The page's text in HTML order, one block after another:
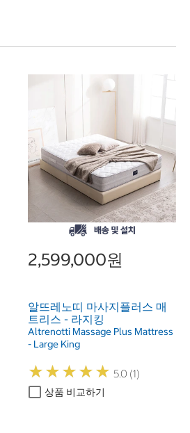
2,599,000원
알뜨레노띠 마사지플러스 매
트리스 - 라지킹
Altrenotti Massage Plus Mattress
- Large King
★★★★★
★★★★★ 5.0 (1)
상품 비교하기